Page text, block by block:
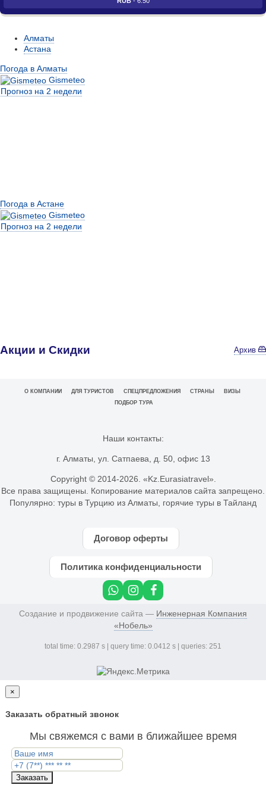
Алматы
Астана
Погода в Алматы
Gismeteo
Прогноз на 2 недели
Погода в Астане
Gismeteo
Прогноз на 2 недели
Акции и Скидки Архив
О КОМПАНИИ ДЛЯ ТУРИСТОВ СПЕЦПРЕДЛОЖЕНИЯ СТРАНЫ
ВИЗЫ
ПОДБОР ТУРА
Наши контакты:
г. Алматы, ул. Сатпаева, д. 50, офис 13
Copyright © 2014-2026. «Kz.Eurasiatravel».
Все права защищены. Копирование материалов сайта запрещено.
Популярно: туры в Турцию из Алматы горячие туры в Тайланд
Договор оферты
Политика конфиденциальности
Создание и продвижение сайта — Инженерная Компания
«Нобель»
total time: 0.2987 s | query time: 0.0412 s | queries: 251
×
Заказать обратный звонок
Мы свяжемся с вами в ближайшее время
Заказать